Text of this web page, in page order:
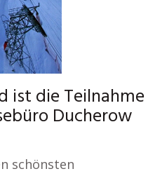
ist die Teilnahme
Ducherow
schönsten